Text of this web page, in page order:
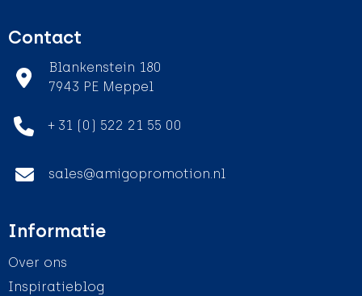
Contact
Blankenstein 180
7943 PE Meppel
+ 31 (0) 522 21 55 00
sales@amigopromotion.nl
Informatie
Over ons
Inspiratieblog